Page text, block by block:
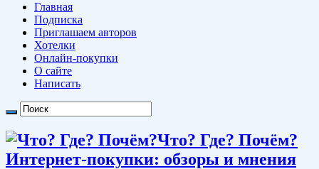
Главная
Подписка
Приглашаем авторов
Хотелки
Онлайн-покупки
О сайте
Написать
Что? Где? Почём?
Интернет-покупки: обзоры и мнения